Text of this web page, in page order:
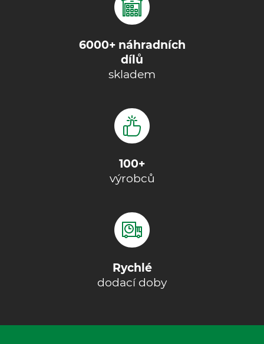
6000+ náhradních
dílů
skladem
100+
výrobců
Rychlé
dodací doby